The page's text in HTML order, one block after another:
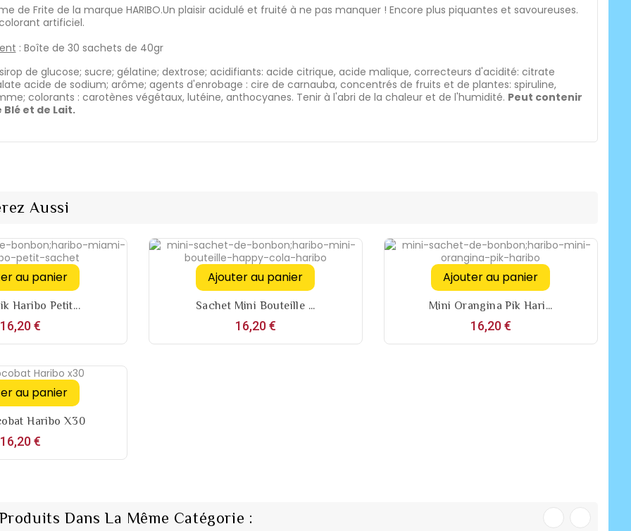
de Frite de la marque HARIBO.Un plaisir acidulé et fruité à ne pas manquer ! Encore plus piquantes et savoureuses.
artificiel.
: Boîte de 30 sachets de 40gr
de glucose; sucre; gélatine; dextrose; acidifiants: acide citrique, acide malique, correcteurs d'acidité: citrate
acide de sodium; arôme; agents d'enrobage : cire de carnauba, concentrés de fruits et de plantes: spiruline,
colorants : carotènes végétaux, lutéine, anthocyanes. Tenir à l'abri de la chaleur et de l'humidité. Peut contenir
et de Lait.
Aussi
au panier
Haribo Petit...
16,20 €Prix
Ajouter au panier
Sachet Mini Bouteille ...
16,20 €Prix
Ajouter au panier
Mini Orangina Pik Hari...
16,20 €Prix
au panier
Haribo X30
16,20 €Prix
Dans La Même Catégorie :